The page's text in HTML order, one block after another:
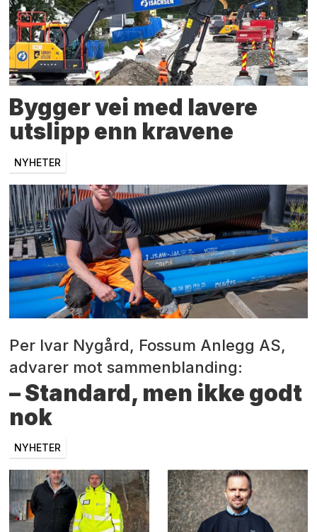
Bygger vei med lavere
utslipp enn kravene
NYHETER
Per Ivar Nygård, Fossum Anlegg AS,
advarer mot sammenblanding:
– Standard, men ikke godt
nok
NYHETER